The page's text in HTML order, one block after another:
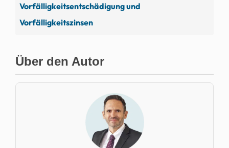
Vorfälligkeitsentschädigung und
Vorfälligkeitszinsen
Über den Autor